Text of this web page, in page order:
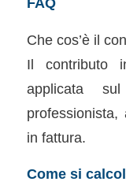
Che cos’è il
Il contributo
applicata
in fattura.
Come si